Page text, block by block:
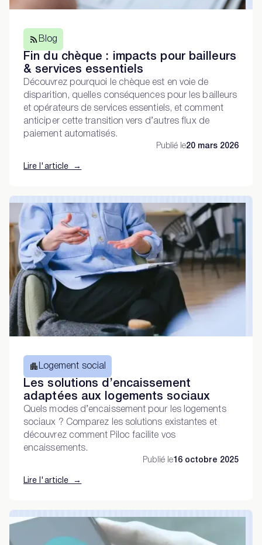
Blog
Fin du chèque : impacts pour bailleurs
& services essentiels
Découvrez pourquoi le chèque est en voie de
disparition, quelles conséquences pour les bailleurs
et opérateurs de services essentiels, et comment
anticiper cette transition vers d’autres flux de
paiement automatisés.
Publié le20 mars 2026
Lire l'article →
Logement social
Les solutions d’encaissement
adaptées aux logements sociaux
Quels modes d’encaissement pour les logements
sociaux ? Comparez les solutions existantes et
découvrez comment Piloc facilite vos
encaissements.
Publié le16 octobre 2025
Lire l'article →